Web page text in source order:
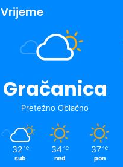
Vrijeme
Gračanica
Pretežno Oblačno
32 ℃
sub
34 ℃
ned
37 ℃
pon